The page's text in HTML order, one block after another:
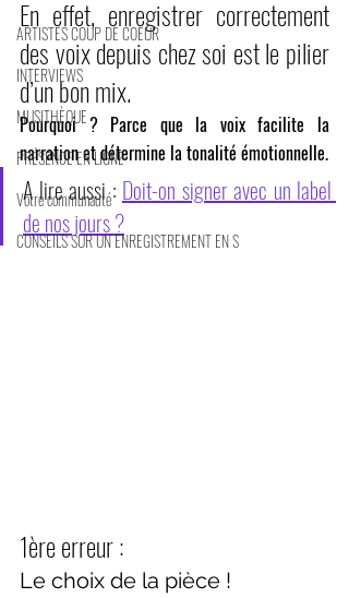
ARTISTES COUP DE COEUR
INTERVIEWS
MUSITHÈQUE
PRÉSENCE EN LIGNE
Votre communauté
CONSEILS SUR UN ENREGISTREMENT EN S
En effet, enregistrer correctement
des voix depuis chez soi est le pilier
d’un bon mix.
Pourquoi ? Parce que la voix facilite la
narration et détermine la tonalité émotionnelle.
A lire aussi : Doit-on signer avec un label
de nos jours ?
1ère erreur :
Le choix de la pièce !